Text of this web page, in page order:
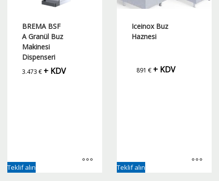
BREMA BSF
A Granül Buz
Makinesi
Dispenseri
3.473 € + KDV
Teklif alın
Iceinox Buz
Haznesi
891 € + KDV
Teklif alın